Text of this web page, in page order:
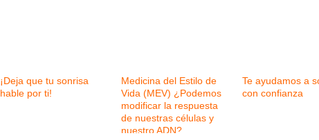
¡Deja que tu sonrisa
hable por ti!
Medicina del Estilo de
Vida (MEV) ¿Podemos
modificar la respuesta
de nuestras células y
nuestro ADN?
Te ayudamos a
con confianza